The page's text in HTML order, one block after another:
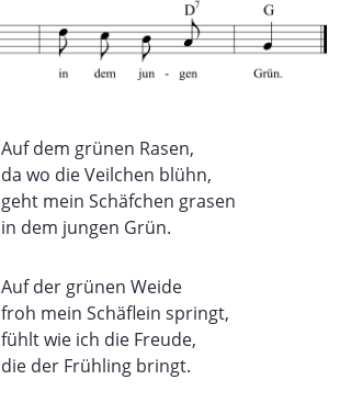
Auf dem grünen Rasen,
da wo die Veilchen blühn,
geht mein Schäfchen grasen
in dem jungen Grün.
Auf der grünen Weide
froh mein Schäflein springt,
fühlt wie ich die Freude,
die der Frühling bringt.